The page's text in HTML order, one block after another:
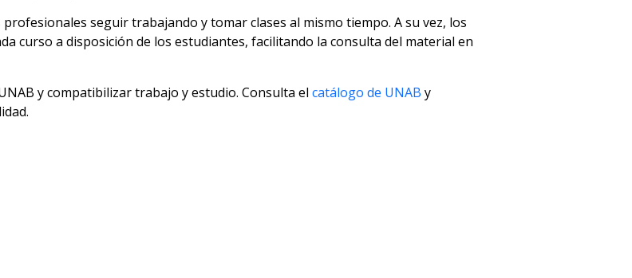
seguir trabajando y tomar clases al mismo tiempo. A su vez, los
curso a disposición de los estudiantes, facilitando la consulta del material en
y compatibilizar trabajo y estudio. Consulta el catálogo de UNAB y